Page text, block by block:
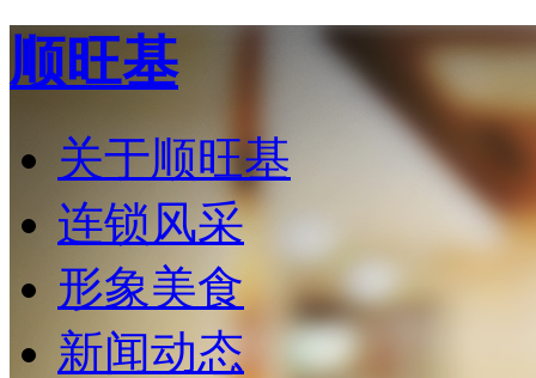
顺旺基
关于顺旺基
连锁风采
形象美食
新闻动态